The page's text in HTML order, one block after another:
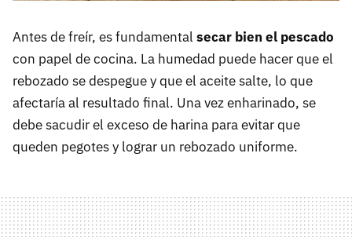
Antes de freír, es fundamental secar bien el pescado
con papel de cocina. La humedad puede hacer que el
rebozado se despegue y que el aceite salte, lo que
afectaría al resultado final. Una vez enharinado, se
debe sacudir el exceso de harina para evitar que
queden pegotes y lograr un rebozado uniforme.